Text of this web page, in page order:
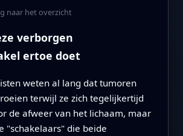
naar het overzicht
verborgen
ertoe doet
weten al lang dat tumoren
terwijl ze zich tegelijkertijd
de afweer van het lichaam, maar
"schakelaars" die beide